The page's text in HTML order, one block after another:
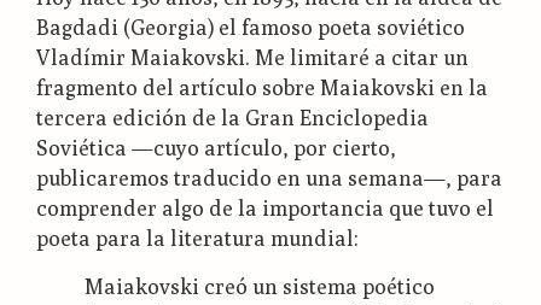
Bagdadi (Georgia) el famoso poeta soviético
Vladímir Maiakovski. Me limitaré a citar un
fragmento del artículo sobre Maiakovski en la
tercera edición de la Gran Enciclopedia
Soviética —cuyo artículo, por cierto,
publicaremos traducido en una semana—, para
comprender algo de la importancia que tuvo el
poeta para la literatura mundial:
Maiakovski creó un sistema poético